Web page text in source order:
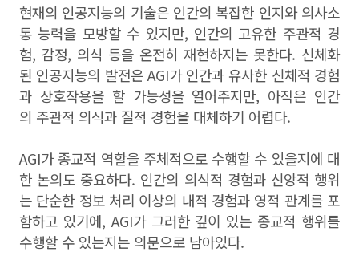
현재의 인공지능의 기술은 인간의 복잡한 인지와 의사소
통 능력을 모방할 수 있지만, 인간의 고유한 주관적 경
험, 감정, 의식 등을 온전히 재현하지는 못한다. 신체화
된 인공지능의 발전은 AGI가 인간과 유사한 신체적 경험
과 상호작용을 할 가능성을 열어주지만, 아직은 인간
의 주관적 의식과 질적 경험을 대체하기 어렵다.
AGI가 종교적 역할을 주체적으로 수행할 수 있을지에 대
한 논의도 중요하다. 인간의 의식적 경험과 신앙적 행위
는 단순한 정보 처리 이상의 내적 경험과 영적 관계를 포
함하고 있기에, AGI가 그러한 깊이 있는 종교적 행위를
수행할 수 있는지는 의문으로 남아있다.